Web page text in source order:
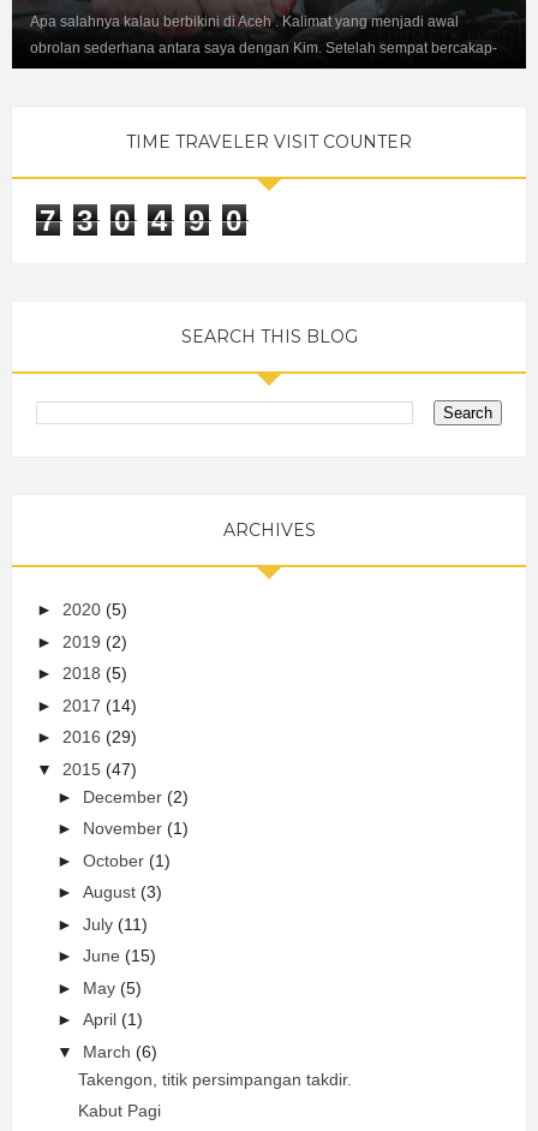
Apa salahnya kalau berbikini di Aceh . Kalimat yang menjadi awal
obrolan sederhana antara saya dengan Kim. Setelah sempat bercakap-
TIME TRAVELER VISIT COUNTER
7 3 0 4 9 0
SEARCH THIS BLOG
ARCHIVES
► 2020 (5)
► 2019 (2)
► 2018 (5)
► 2017 (14)
► 2016 (29)
▼ 2015 (47)
► December (2)
► November (1)
► October (1)
► August (3)
► July (11)
► June (15)
► May (5)
► April (1)
▼ March (6)
Takengon, titik persimpangan takdir.
Kabut Pagi